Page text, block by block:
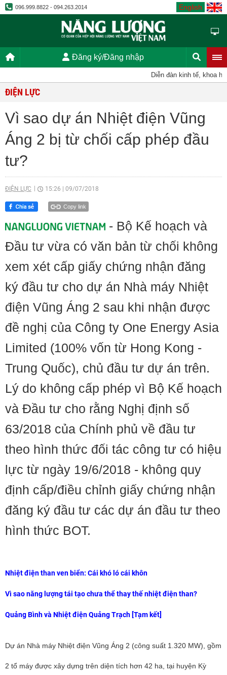
096.999.8822 - 094.263.2014 English
Đăng ký/Đăng nhập
Diễn đàn kinh tế, khoa
ĐIỆN LỰC
Vì sao dự án Nhiệt điện Vũng
Áng 2 bị từ chối cấp phép đầu
tư?
ĐIỆN LỰC 15:26 09/07/2018
Copy link
- Bộ Kế hoạch và
Đầu tư vừa có văn bản từ chối không
xem xét cấp giấy chứng nhận đăng
ký đầu tư cho dự án Nhà máy Nhiệt
điện Vũng Áng 2 sau khi nhận được
đề nghị của Công ty One Energy Asia
Limited (100% vốn từ Hong Kong -
Trung Quốc), chủ đầu tư dự án trên.
Lý do không cấp phép vì Bộ Kế hoạch
và Đầu tư cho rằng Nghị định số
63/2018 của Chính phủ về đầu tư
theo hình thức đối tác công tư có hiệu
lực từ ngày 19/6/2018 - không quy
định cấp/điều chỉnh giấy chứng nhận
đăng ký đầu tư các dự án đầu tư theo
hình thức BOT.
Nhiệt điện than ven biển: Cái khó ló cái khôn
Vì sao năng lượng tái tạo chưa thể thay thế nhiệt điện than?
Quảng Bình và Nhiệt điện Quảng Trạch [Tạm kết]
Dự án Nhà máy Nhiệt điện Vũng Áng 2 (công suất 1.320 MW), gồm
2 tổ máy được xây dựng trên diện tích hơn 42 ha, tại huyện Kỳ